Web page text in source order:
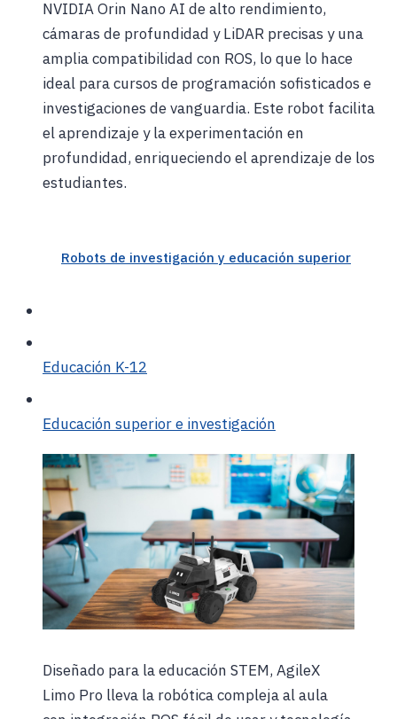
NVIDIA Orin Nano AI de alto rendimiento,
cámaras de profundidad y LiDAR precisas y una
amplia compatibilidad con ROS, lo que lo hace
ideal para cursos de programación sofisticados e
investigaciones de vanguardia. Este robot facilita
el aprendizaje y la experimentación en
profundidad, enriqueciendo el aprendizaje de los
estudiantes.
Robots de investigación y educación superior
Educación K-12
Educación superior e investigación
Diseñado para la educación STEM, AgileX
Limo Pro lleva la robótica compleja al aula